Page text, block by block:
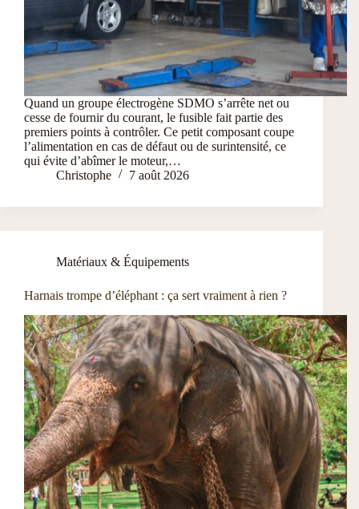
Quand un groupe électrogène SDMO s’arrête net ou
cesse de fournir du courant, le fusible fait partie des
premiers points à contrôler. Ce petit composant coupe
l’alimentation en cas de défaut ou de surintensité, ce
qui évite d’abîmer le moteur,…
Christophe
7 août 2026
Matériaux & Équipements
Harnais trompe d’éléphant : ça sert vraiment à rien ?